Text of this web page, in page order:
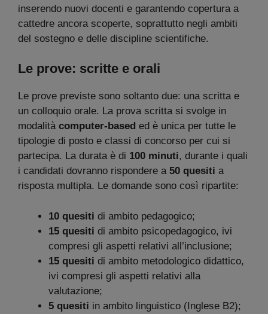
inserendo nuovi docenti e garantendo copertura a
cattedre ancora scoperte, soprattutto negli ambiti
del sostegno e delle discipline scientifiche.
Le prove: scritte e orali
Le prove previste sono soltanto due: una scritta e
un colloquio orale. La prova scritta si svolge in
modalità computer-based ed è unica per tutte le
tipologie di posto e classi di concorso per cui si
partecipa. La durata è di 100 minuti, durante i quali
i candidati dovranno rispondere a 50 quesiti a
risposta multipla. Le domande sono così ripartite:
10 quesiti di ambito pedagogico;
15 quesiti di ambito psicopedagogico, ivi
compresi gli aspetti relativi all’inclusione;
15 quesiti di ambito metodologico didattico,
ivi compresi gli aspetti relativi alla
valutazione;
5 quesiti in ambito linguistico (Inglese B2);